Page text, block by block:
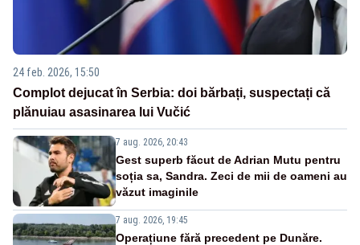
24 feb. 2026, 15:50
Complot dejucat în Serbia: doi bărbați, suspectați că
plănuiau asasinarea lui Vučić
7 aug. 2026, 20:43
Gest superb făcut de Adrian Mutu pentru
soția sa, Sandra. Zeci de mii de oameni au
văzut imaginile
7 aug. 2026, 19:45
Operațiune fără precedent pe Dunăre.